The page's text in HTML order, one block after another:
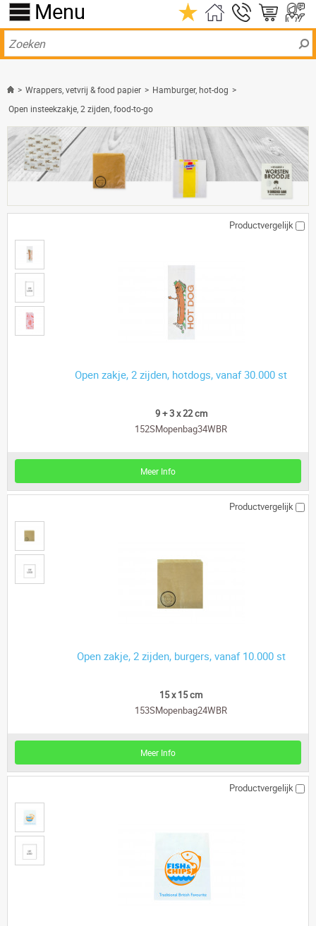
Menu
> Wrappers, vetvrij & food papier > Hamburger, hot-dog >
Open insteekzakje, 2 zijden, food-to-go
Productvergelijk
Open zakje, 2 zijden, hotdogs, vanaf 30.000 st
9 + 3 x 22 cm
152SMopenbag34WBR
Meer Info
Productvergelijk
Open zakje, 2 zijden, burgers, vanaf 10.000 st
15 x 15 cm
153SMopenbag24WBR
Meer Info
Productvergelijk